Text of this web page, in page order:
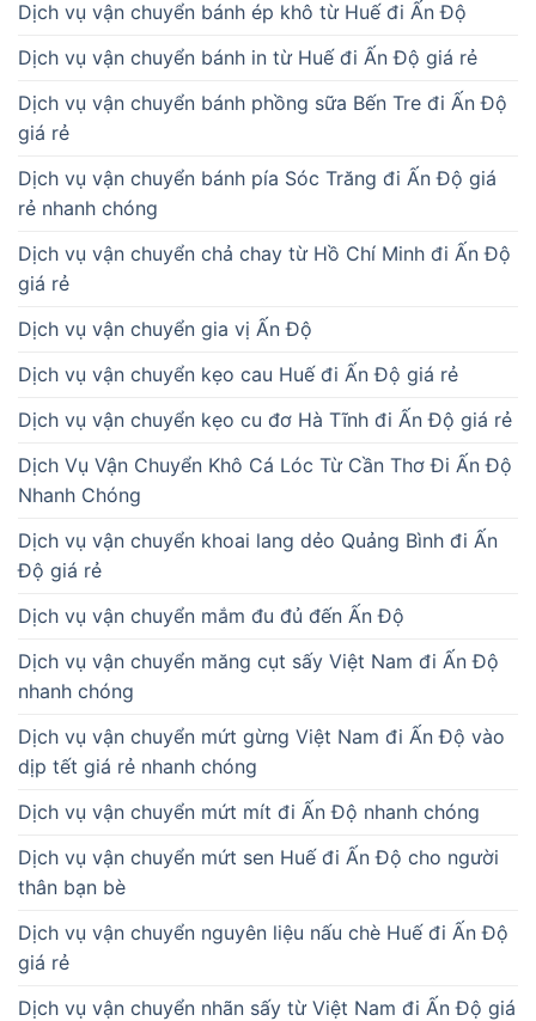
Dịch vụ vận chuyển bánh ép khô từ Huế đi Ấn Độ
Dịch vụ vận chuyển bánh in từ Huế đi Ấn Độ giá rẻ
Dịch vụ vận chuyển bánh phồng sữa Bến Tre đi Ấn Độ
giá rẻ
Dịch vụ vận chuyển bánh pía Sóc Trăng đi Ấn Độ giá
rẻ nhanh chóng
Dịch vụ vận chuyển chả chay từ Hồ Chí Minh đi Ấn Độ
giá rẻ
Dịch vụ vận chuyển gia vị Ấn Độ
Dịch vụ vận chuyển kẹo cau Huế đi Ấn Độ giá rẻ
Dịch vụ vận chuyển kẹo cu đơ Hà Tĩnh đi Ấn Độ giá rẻ
Dịch Vụ Vận Chuyển Khô Cá Lóc Từ Cần Thơ Đi Ấn Độ
Nhanh Chóng
Dịch vụ vận chuyển khoai lang dẻo Quảng Bình đi Ấn
Độ giá rẻ
Dịch vụ vận chuyển mắm đu đủ đến Ấn Độ
Dịch vụ vận chuyển măng cụt sấy Việt Nam đi Ấn Độ
nhanh chóng
Dịch vụ vận chuyển mứt gừng Việt Nam đi Ấn Độ vào
dịp tết giá rẻ nhanh chóng
Dịch vụ vận chuyển mứt mít đi Ấn Độ nhanh chóng
Dịch vụ vận chuyển mứt sen Huế đi Ấn Độ cho người
thân bạn bè
Dịch vụ vận chuyển nguyên liệu nấu chè Huế đi Ấn Độ
giá rẻ
Dịch vụ vận chuyển nhãn sấy từ Việt Nam đi Ấn Độ giá